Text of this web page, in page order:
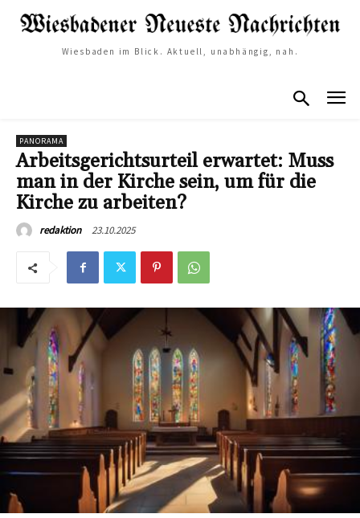
Wiesbaden im Blick. Aktuell, unabhängig, nah.
PANORAMA
Arbeitsgerichtsurteil erwartet: Muss
man in der Kirche sein, um für die
Kirche zu arbeiten?
redaktion 23.10.2025